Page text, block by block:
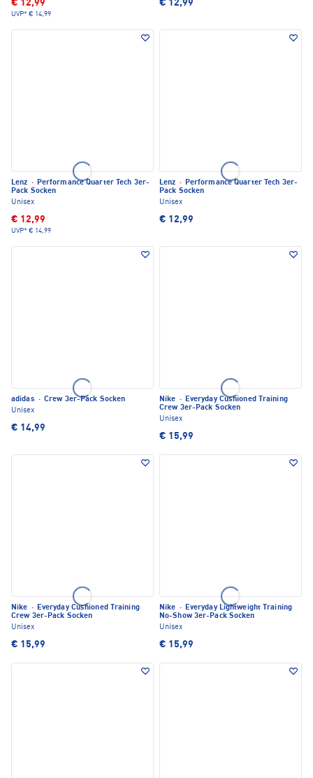
€ 12,99
UVP* € 14,99
€ 12,99
Lenz · Performance Quarter Tech 3er-
Pack Socken
Unisex
€ 12,99
UVP* € 14,99
Lenz · Performance Quarter Tech 3er-
Pack Socken
Unisex
€ 12,99
adidas · Crew 3er-Pack Socken
Unisex
€ 14,99
Nike · Everyday Cushioned Training
Crew 3er-Pack Socken
Unisex
€ 15,99
Nike · Everyday Cushioned Training
Crew 3er-Pack Socken
Unisex
€ 15,99
Nike · Everyday Lightweight Training
No-Show 3er-Pack Socken
Unisex
€ 15,99